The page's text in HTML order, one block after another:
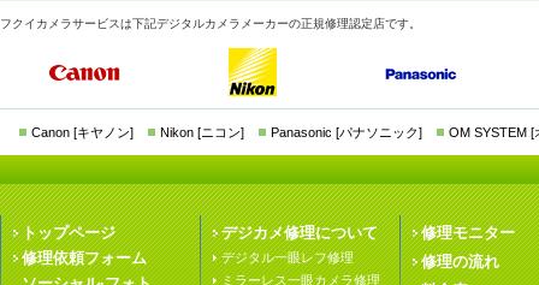
フクイカメラサービスは下記デジタルカメラメーカーの正規修理認定店です。
Canon [キヤノン] Nikon [ニコン] Panasonic [パナソニック] OM SYSTEM [
トップページ
修理依頼フォーム
デジカメ修理について
デジタル一眼レフ修理
ミラーレス一眼カメラ修理
修理モニター
修理の流れ